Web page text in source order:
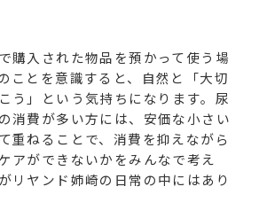
購入された物品を預かって使う場
ことを意識すると、自然と「大切
う」という気持ちになります。尿
消費が多い方には、安価な小さい
重ねることで、消費を抑えながら
アができないかをみんなで考え
リヤンド姉崎の日常の中にはあり